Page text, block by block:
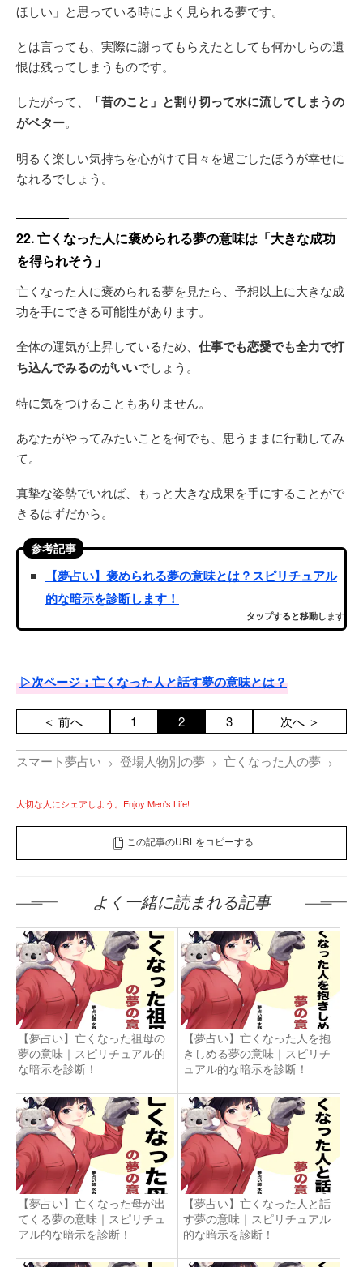
ほしい」と思っている時によく見られる夢です。
とは言っても、実際に謝ってもらえたとしても何かしらの遺
恨は残ってしまうものです。
したがって、
「昔のこと」と割り切って水に流してしまうの
がベター。
明るく楽しい気持ちを心がけて日々を過ごしたほうが幸せに
なれるでしょう。
22. 亡くなった人に褒められる夢の意味は「大きな成功
を得られそう」
亡くなった人に褒められる夢を見たら、予想以上に大きな成
功を手にできる可能性があります。
全体の運気が上昇しているため、 仕事でも恋愛でも全力で打
ち込んでみるのがいいでしょう。
特に気をつけることもありません。
あなたがやってみたいことを何でも、思うままに行動してみ
て。
真摯な姿勢でいれば、もっと大きな成果を手にすることがで
きるはずだから。
参考記事
【夢占い】褒められる夢の意味とは？スピリチュアル
的な暗示を診断します！
タップすると移動します
▷次ページ：亡くなった人と話す夢の意味とは？
＜ 前へ 1 2 3 次へ ＞
スマート夢占い 登場人物別の夢 亡くなった人の夢
大切な人にシェアしよう。Enjoy Men’s Life!
この記事のURLをコピーする
よく一緒に読まれる記事
【夢占い】亡くなった祖母の
夢の意味｜スピリチュアル的
な暗示を診断！
【夢占い】亡くなった人を抱
きしめる夢の意味｜スピリチ
ュアル的な暗示を診断！
【夢占い】亡くなった母が出
てくる夢の意味｜スピリチュ
アル的な暗示を診断！
【夢占い】亡くなった人と話
す夢の意味｜スピリチュアル
的な暗示を診断！